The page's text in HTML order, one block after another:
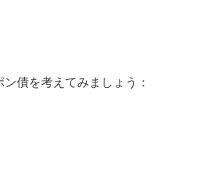
債を考えてみましょう：